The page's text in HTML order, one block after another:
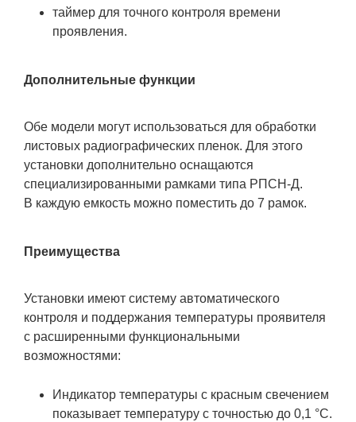
таймер для точного контроля времени
проявления.
Дополнительные функции
Обе модели могут использоваться для обработки
листовых радиографических пленок. Для этого
установки дополнительно оснащаются
специализированными рамками типа РПСН-Д.
В каждую емкость можно поместить до 7 рамок.
Преимущества
Установки имеют систему автоматического
контроля и поддержания температуры проявителя
с расширенными функциональными
возможностями:
Индикатор температуры с красным свечением
показывает температуру с точностью до 0,1 °С.